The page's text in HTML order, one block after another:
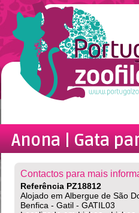
Anona | Gata
Contactos para mais
Referência PZ18812
Alojado em Albergue de São
Benfica - Gatil - GATIL03